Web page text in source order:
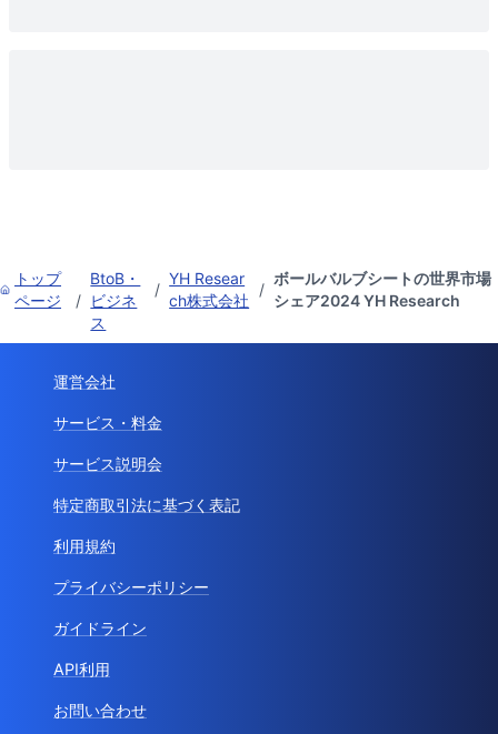
トップ
ページ
/
BtoB・
ビジネ
ス
/
YH Resear
ch株式会社
/
ボールバルブシートの世界市場
シェア2024 YH Research
運営会社
サービス・料金
サービス説明会
特定商取引法に基づく表記
利用規約
プライバシーポリシー
ガイドライン
API利用
お問い合わせ